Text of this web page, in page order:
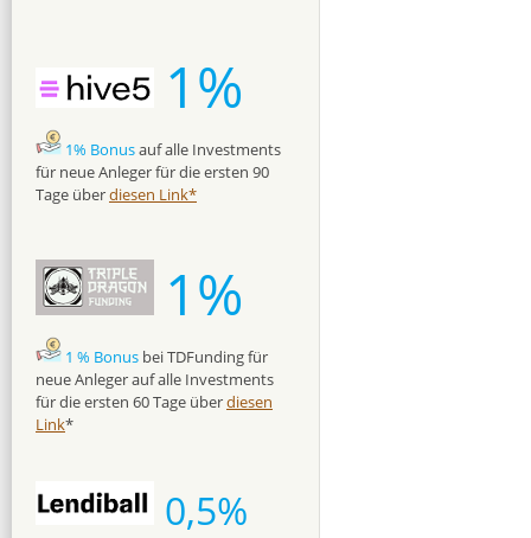
1%
1% Bonusauf alle Investments
für neue Anleger für die ersten 90
Tage überdiesen Link*
1%
1 % Bonus bei TDFunding für
neue Anleger auf alle Investments
für die ersten 60 Tage überdiesen
Link*
0,5%